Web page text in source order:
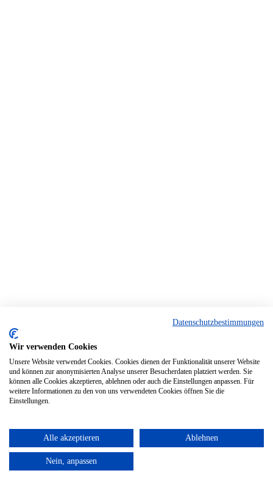
Datenschutzbestimmungen
Wir verwenden Cookies
Unsere Website verwendet Cookies. Cookies dienen der Funktionalität unserer Website
und können zur anonymisierten Analyse unserer Besucherdaten platziert werden. Sie
können alle Cookies akzeptieren, ablehnen oder auch die Einstellungen anpassen. Für
weitere Informationen zu den von uns verwendeten Cookies öffnen Sie die
Einstellungen.
Alle akzeptieren Ablehnen
Nein, anpassen